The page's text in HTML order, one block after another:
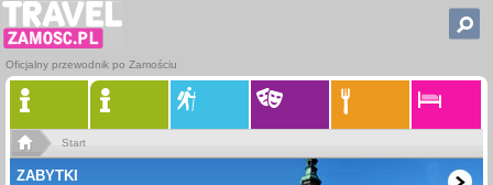
Oficjalny przewodnik po Zamościu
Start
ZABYTKI